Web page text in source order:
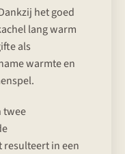
het goed
lang warm
als
warmte en
twee
in een